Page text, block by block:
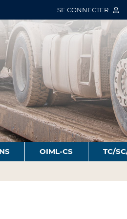
SE CONNECTER
OIML-CS TC/